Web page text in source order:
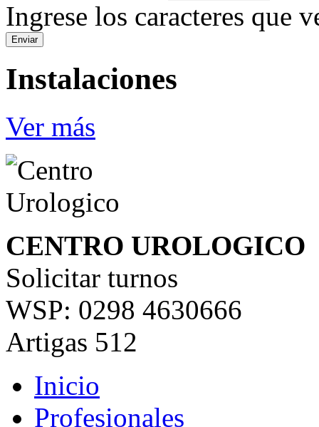
Ingrese los caracteres que
Instalaciones
Ver más
CENTRO UROLOGICO
Solicitar turnos
WSP: 0298 4630666
Artigas 512
Inicio
Profesionales